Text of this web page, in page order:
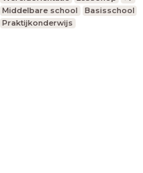
Middelbare school
Basisschool
Praktijkonderwijs